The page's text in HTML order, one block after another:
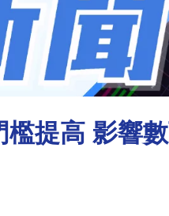
提高 影響